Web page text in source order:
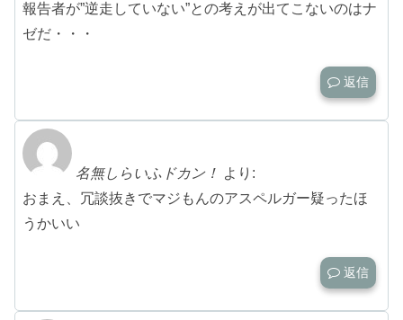
報告者が”逆走していない”との考えが出てこないのはナ
ゼだ・・・
返信
名無しらいふドカン！ より:
おまえ、冗談抜きでマジもんのアスペルガー疑ったほ
うかいい
返信